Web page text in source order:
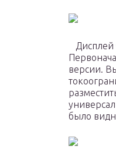
Дисплей
версии.
было